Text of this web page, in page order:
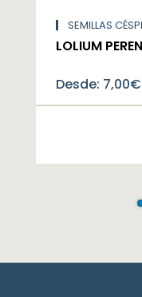
SEMILLAS
LOLIUM
Desde: 7,00€